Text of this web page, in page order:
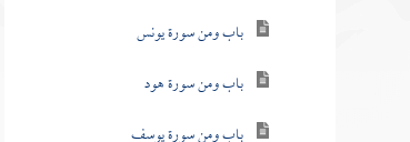
باب ومن سورة يونس
باب ومن سورة هود